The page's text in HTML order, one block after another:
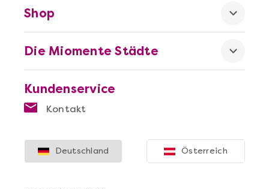
Kundenservice
Kontakt
Die Miomente Städte
Shop
Deutschland Österreich